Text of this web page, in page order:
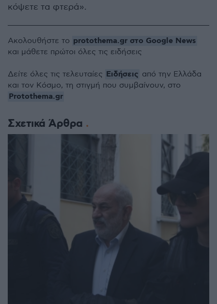
κόψετε τα φτερά».
Σχετικά Άρθρα
Ακολουθήστε το protothema.gr στο Google News
και μάθετε πρώτοι όλες τις ειδήσεις
Δείτε όλες τις τελευταίες Ειδήσεις από την Ελλάδα
και τον Κόσμο, τη στιγμή που συμβαίνουν, στο
Protothema.gr